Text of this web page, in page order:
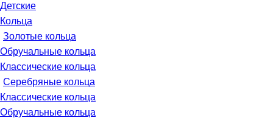
Детские
Кольца
Золотые кольца
Обручальные кольца
Классические кольца
Серебряные кольца
Классические кольца
Обручальные кольца